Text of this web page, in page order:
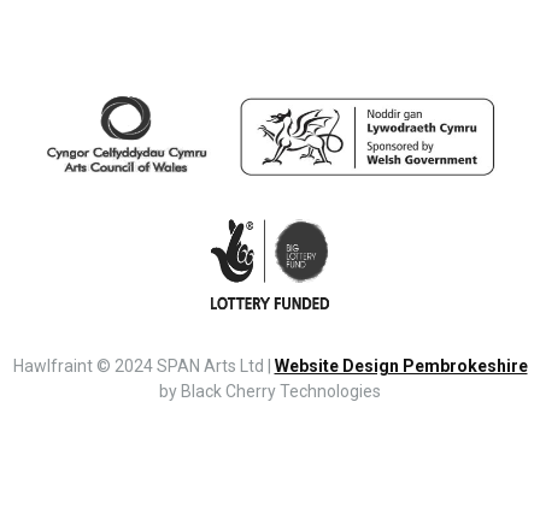
Hawlfraint © 2024 SPAN Arts Ltd | Website Design Pembrokeshire
by Black Cherry Technologies